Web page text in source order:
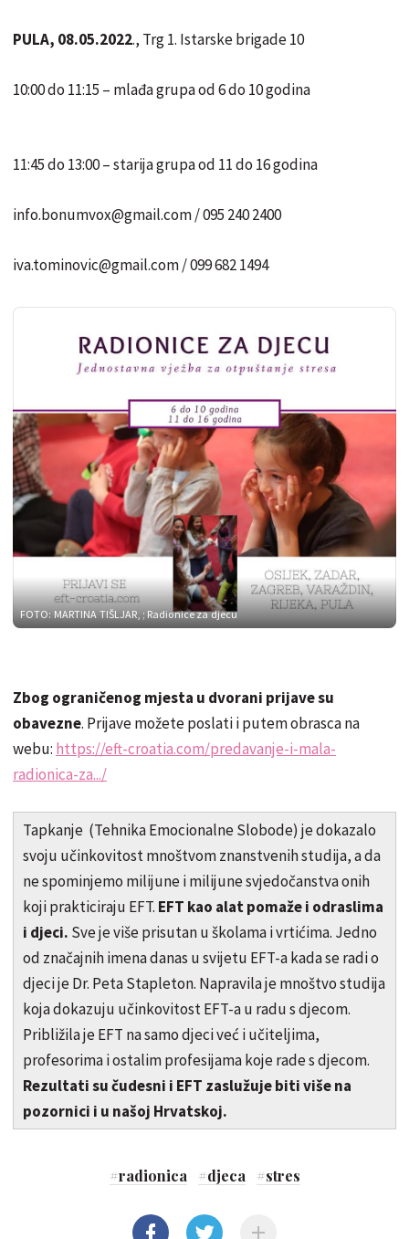
PULA, 08.05.2022., Trg 1. Istarske brigade 10
10:00 do 11:15 – mlađa grupa od 6 do 10 godina
11:45 do 13:00 – starija grupa od 11 do 16 godina
info.bonumvox@gmail.com / 095 240 2400
iva.tominovic@gmail.com / 099 682 1494
FOTO: MARTINA TIŠLJAR, ; Radionice za djecu
Zbog ograničenog mjesta u dvorani prijave su
obavezne. Prijave možete poslati i putem obrasca na
webu: https://eft-croatia.com/predavanje-i-mala-
radionica-za.../
Tapkanje (Tehnika Emocionalne Slobode) je dokazalo
svoju učinkovitost mnoštvom znanstvenih studija, a da
ne spominjemo milijune i milijune svjedočanstva onih
koji prakticiraju EFT. EFT kao alat pomaže i odraslima
i djeci. Sve je više prisutan u školama i vrtićima. Jedno
od značajnih imena danas u svijetu EFT-a kada se radi o
djeci je Dr. Peta Stapleton. Napravila je mnoštvo studija
koja dokazuju učinkovitost EFT-a u radu s djecom.
Približila je EFT na samo djeci već i učiteljima,
profesorima i ostalim profesijama koje rade s djecom.
Rezultati su čudesni i EFT zaslužuje biti više na
pozornici i u našoj Hrvatskoj.
#radionica #djeca #stres